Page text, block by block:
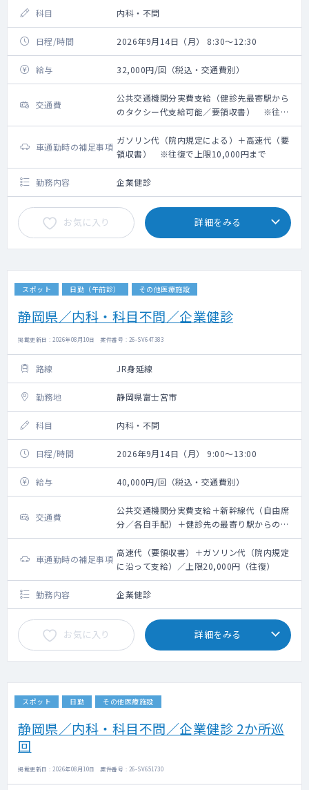
科目 内科・不問
日程/時間 2026年9月14日（月） 8:30～12:30
給与 32,000円/回（税込・交通費別）
交通費
公共交通機関分実費支給（健診先最寄駅から
のタクシー代支給可能／要領収書） ※往復
で上限10,000円まで
車通勤時の補足事項
ガソリン代（院内規定による）＋高速代（要
領収書） ※往復で上限10,000円まで
勤務内容 企業健診
お気に入り 詳細をみる
スポット 日勤（午前診） その他医療施設
静岡県／内科・科目不問／企業健診
掲載更新日 : 2026年08月10日 案件番号 : 26-SV647383
路線 JR身延線
勤務地 静岡県富士宮市
科目 内科・不問
日程/時間 2026年9月14日（月） 9:00～13:00
給与 40,000円/回（税込・交通費別）
交通費
公共交通機関分実費支給＋新幹線代（自由席
分／各自手配）＋健診先の最寄り駅からのタ
クシー代支給（要領収書）／上限20,000円
（往復）
車通勤時の補足事項
高速代（要領収書）＋ガソリン代（院内規定
に沿って支給）／上限20,000円（往復）
勤務内容 企業健診
お気に入り 詳細をみる
スポット 日勤 その他医療施設
静岡県／内科・科目不問／企業健診 2か所巡
回
掲載更新日 : 2026年08月10日 案件番号 : 26-SV651730